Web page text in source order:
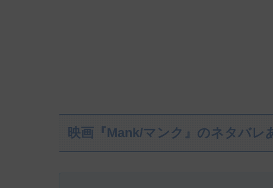
映画『Mank/マンク』のネタバレ